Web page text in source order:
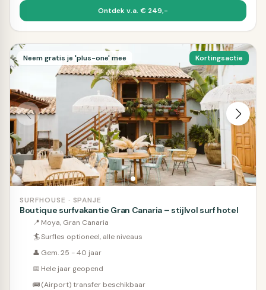
Ontdek v.a. € 249,-
Neem gratis je 'plus-one' mee Kortingsactie
SURFHOUSE · SPANJE
Boutique surfvakantie Gran Canaria – stijlvol surf hotel
📍 Moya, Gran Canaria
🏄Surfles optioneel, alle niveaus
👤 Gem. 25 - 40 jaar
📅 Hele jaar geopend
🚌(Airport) transfer beschikbaar